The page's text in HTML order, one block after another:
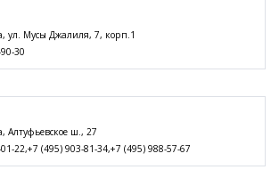
ул. Мусы Джалиля, 7, корп.1
30
Алтуфьевское ш., 27
22,+7 (495) 903-81-34,+7 (495) 988-57-67